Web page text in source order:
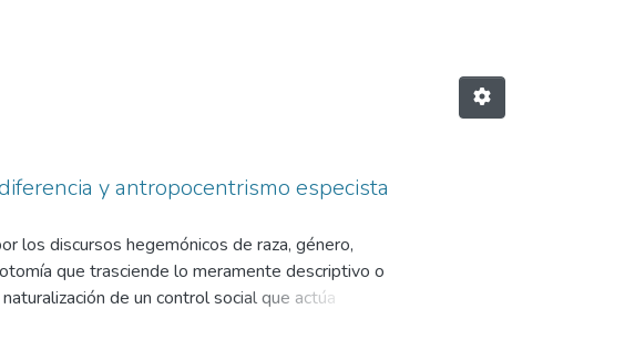
y antropocentrismo especista
los discursos hegemónicos de raza, género,
que trasciende lo meramente descriptivo o
de un control social que actúa
construyendo identidades hiperdiscriminadas,